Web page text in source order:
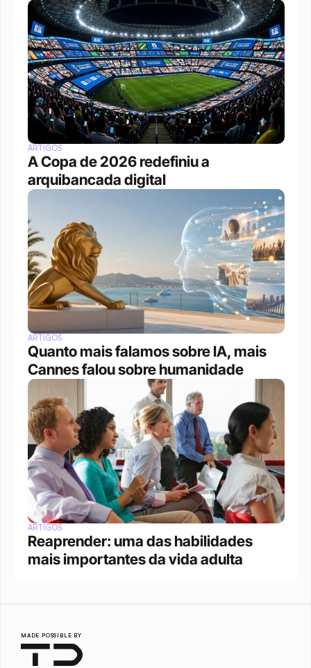
ARTIGOS
A Copa de 2026 redefiniu a
arquibancada digital
ARTIGOS
Quanto mais falamos sobre IA, mais
Cannes falou sobre humanidade
ARTIGOS
Reaprender: uma das habilidades
mais importantes da vida adulta
MADE POSSIBLE BY